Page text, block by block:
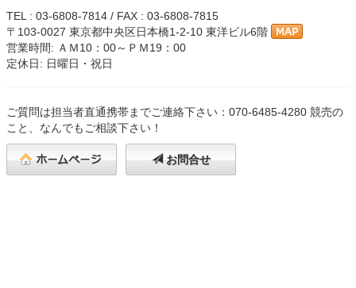
TEL : 03-6808-7814 / FAX : 03-6808-7815
〒103-0027 東京都中央区日本橋1-2-10 東洋ビル6階
営業時間: ＡＭ10：00～ＰＭ19：00
定休日: 日曜日・祝日
ご質問は担当者直通携帯までご連絡下さい：070-6485-4280 競売の
こと、なんでもご相談下さい！
お問合せ